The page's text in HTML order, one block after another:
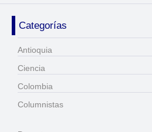
Categorías
Antioquia
Ciencia
Colombia
Columnistas